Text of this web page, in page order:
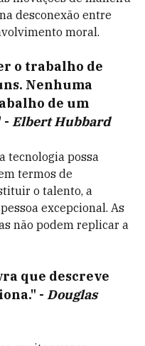
desconexão entre
moral.
o trabalho de
Nenhuma
de um
- Elbert Hubbard
tecnologia possa
termos de
o talento, a
excepcional. As
não podem replicar a
que descreve
- Douglas